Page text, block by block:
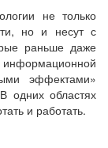
не только
но и несут с
раньше даже
информационной
эффектами»
одних областях
и работать.